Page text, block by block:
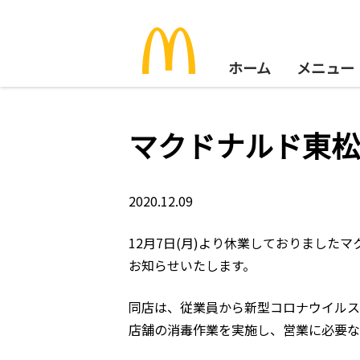
ホーム メニュー
マクドナルド東
2020.12.09
12月7日(月)より休業しておりました
お知らせいたします。
同店は、従業員から新型コロナウイル
店舗の消毒作業を実施し、営業に必要